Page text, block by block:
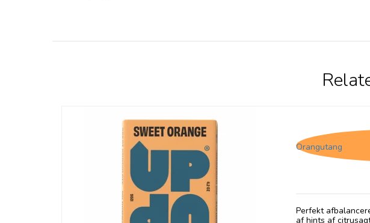
Orangutang
Perfekt
af hints af